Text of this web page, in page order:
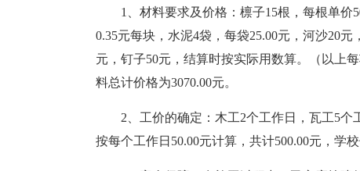
1、材料要求及价格：檩子15根，每根单价
0.35元每块，水泥4袋，每袋25.00元，河沙20
元，钉子50元，结算时按实际用数算。（以上
料总计价格为3070.00元。
2、工价的确定：木工2个工作日，瓦工5个
按每个工作日50.00元计算，共计500.00元，学校